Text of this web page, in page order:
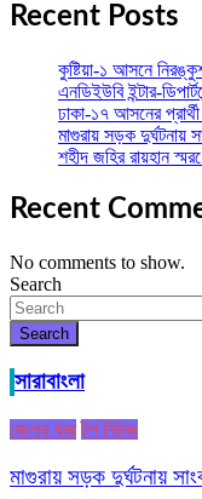
Recent Posts
কুষ্টিয়া-১ আসনে
এনডিইউবি ইন্টার-
ঢাকা-১৭ আসনের প্রার্থী
মাগুরায় সড়ক দুর্ঘটনায়
শহীদ জহির রায়হান
Recent
No comments to show.
Search
Search
সারাবাংলা
জেলার খবর টপ নিউজ
মাগুরায় সড়ক দুর্ঘটনায়